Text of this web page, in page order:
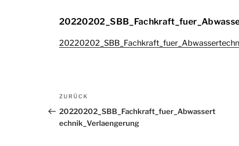
Beitragsnavigation
Vorheriger
Beitrag
ZURÜCK
20220202_SBB_Fachkraft_fuer_Abwassert
echnik_Verlaengerung